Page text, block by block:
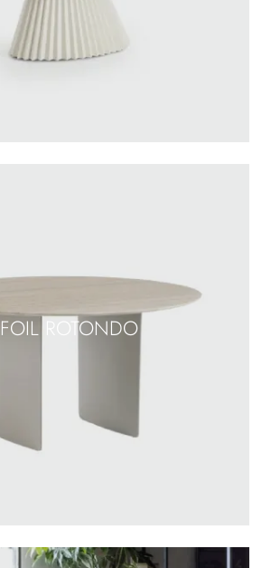
FOIL ROTONDO